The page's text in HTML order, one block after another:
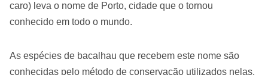
caro) leva o nome de Porto, cidade que o tornou
conhecido em todo o mundo.
As espécies de bacalhau que recebem este nome são
conhecidas pelo método de conservação utilizados nelas.